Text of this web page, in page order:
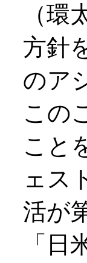
（
方針
のア
この
こと
ェス
活が
「